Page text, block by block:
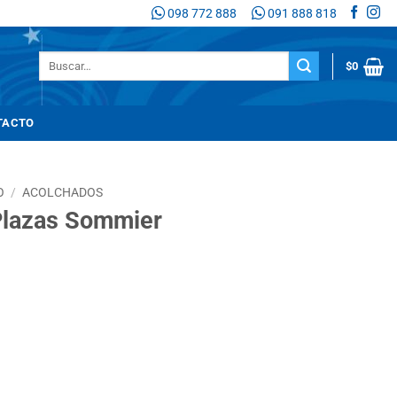
098 772 888 091 888 818
$0
/ ACOLCHADOS
Sommier